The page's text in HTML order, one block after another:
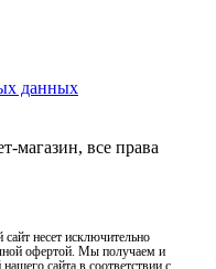
данных
магазин, все права
несет исключительно
офертой. Мы получаем и
сайта в соответствии с